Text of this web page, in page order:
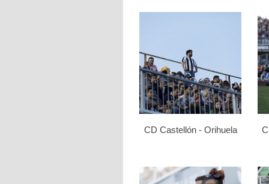
CD Castellón - Orihuela